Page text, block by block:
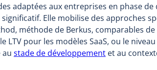
adaptées aux entreprises en phase
Elle mobilise des approches
méthode de Berkus, comparables
LTV pour les modèles SaaS, ou le
au stade de développement et au